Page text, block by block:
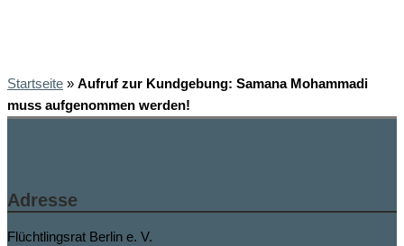
Startseite » Aufruf zur Kundgebung: Samana Mohammadi
muss aufgenommen werden!
Adresse
Flüchtlingsrat Berlin e. V.